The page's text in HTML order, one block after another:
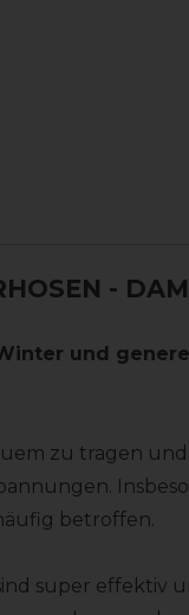
-
und
zu tragen
betroffen.
super effektiv